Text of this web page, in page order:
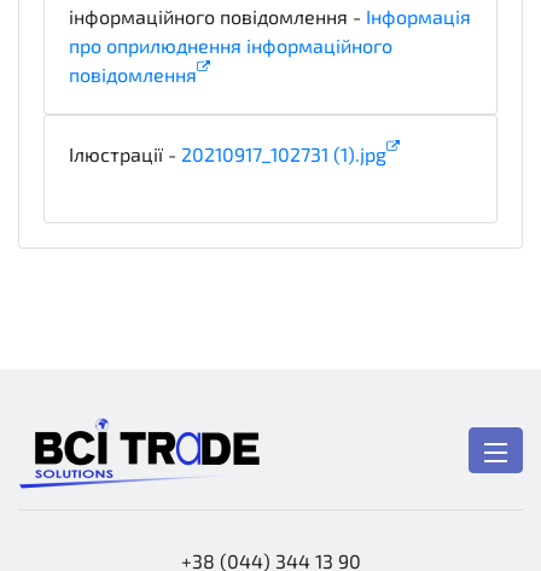
інформаційного повідомлення - Інформація
про оприлюднення інформаційного
повідомлення
Ілюстрації - 20210917_102731 (1).jpg
+38 (044) 344 13 90